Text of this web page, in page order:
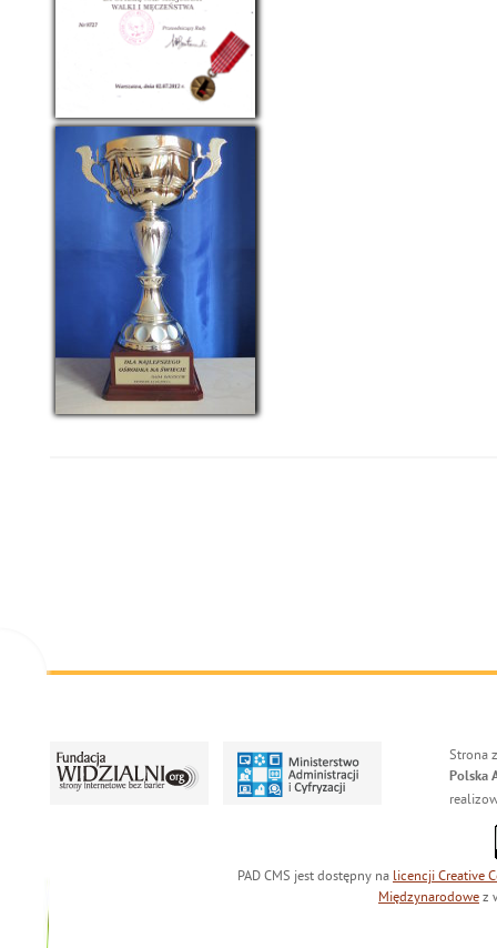
Strona
Polska
PAD CMS jest dostępny na licencji Creative
Międzynarodowe z